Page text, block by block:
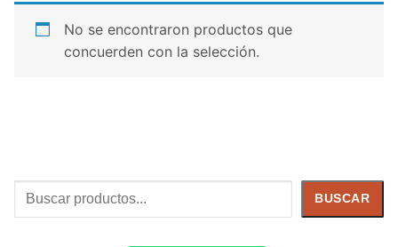
No se encontraron productos que
concuerden con la selección.
Buscar BUSCAR